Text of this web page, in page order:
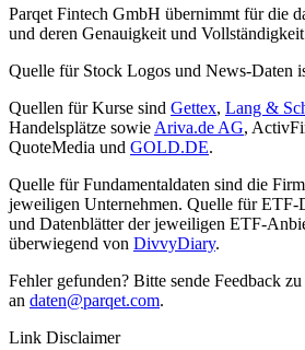
Parqet Fintech GmbH übernimmt für die
und deren Genauigkeit und
Quelle für Stock Logos und News-Daten
Quellen für Kurse sind Gettex, Lang &
Handelsplätze sowie Ariva.de AG,
QuoteMedia und GOLD.DE.
Quelle für Fundamentaldaten sind die
jeweiligen Unternehmen. Quelle für ETF-
und Datenblätter der jeweiligen ETF-
überwiegend von DivvyDiary.
Fehler gefunden? Bitte sende Feedback
an daten@parqet.com.
Link Disclaimer